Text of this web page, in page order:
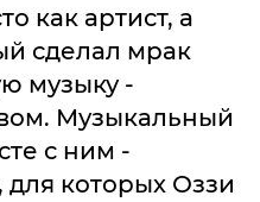
как артист, а
сделал мрак
музыку -
Музыкальный
с ним -
которых Оззи